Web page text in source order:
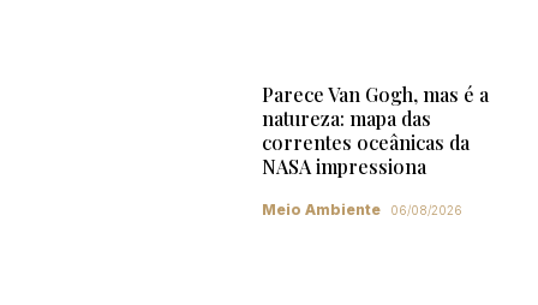
Parece Van Gogh, mas é a
natureza: mapa das
correntes oceânicas da
NASA impressiona
Meio Ambiente 06/08/2026